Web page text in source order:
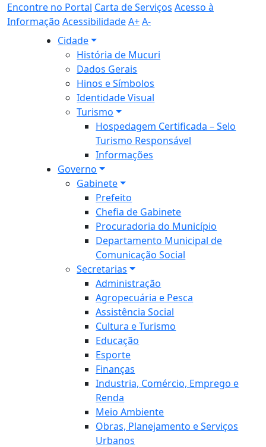
Encontre no Portal Carta de Serviços Acesso à
Informação AcessibilidadeA+A-
Cidade
História de Mucuri
Dados Gerais
Hinos e Símbolos
Identidade Visual
Turismo
Hospedagem Certificada – Selo
Turismo Responsável
Informações
Governo
Gabinete
Prefeito
Chefia de Gabinete
Procuradoria do Município
Departamento Municipal de
Comunicação Social
Secretarias
Administração
Agropecuária e Pesca
Assistência Social
Cultura e Turismo
Educação
Esporte
Finanças
Industria, Comércio, Emprego e
Renda
Meio Ambiente
Obras, Planejamento e Serviços
Urbanos